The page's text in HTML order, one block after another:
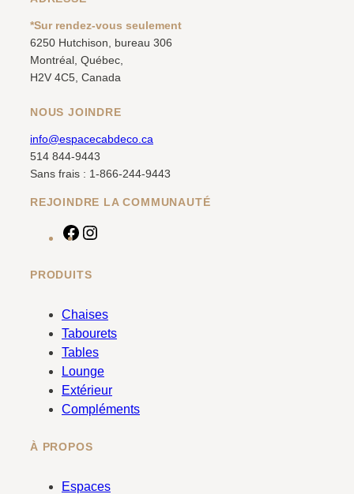
*Sur rendez-vous seulement
6250 Hutchison, bureau 306
Montréal, Québec,
H2V 4C5, Canada
NOUS JOINDRE
info@espacecabdeco.ca
514 844-9443
Sans frais : 1-866-244-9443
REJOINDRE LA COMMUNAUTÉ
F
c
b
o
PRODUITS
Chaises
Tabourets
Tables
Lounge
Extérieur
Compléments
À PROPOS
Espaces